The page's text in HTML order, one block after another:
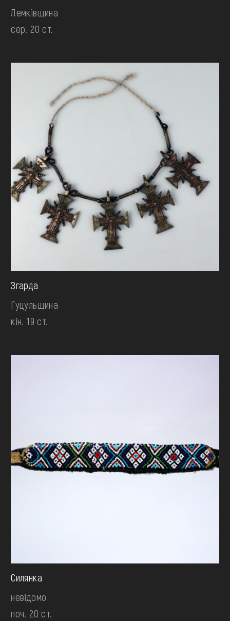
Лемківщина
сер. 20 ст.
Згарда
Гуцульщина
кін. 19 ст.
Силянка
невідомо
поч. 20 ст.